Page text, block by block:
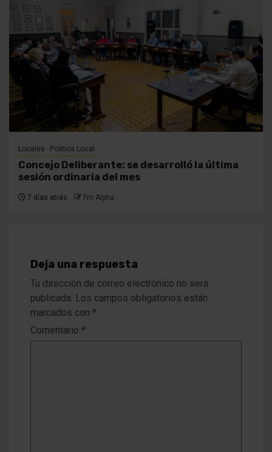
Locales Política Local
Concejo Deliberante: se desarrolló la última
sesión ordinaria del mes
7 días atrás Fm Alpha
Deja una respuesta
Tu dirección de correo electrónico no será
publicada. Los campos obligatorios están
marcados con *
Comentario *